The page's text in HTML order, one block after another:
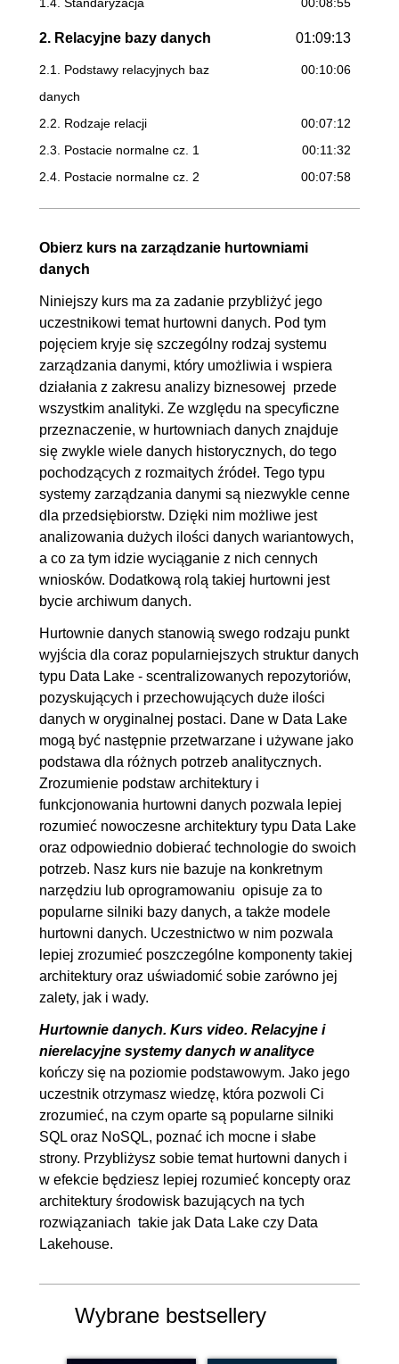
2. Relacyjne bazy danych 01:09:13
2.1. Podstawy relacyjnych baz
danych
00:10:06
2.2. Rodzaje relacji
00:07:12
2.3. Postacie normalne cz. 1
00:11:32
2.4. Postacie normalne cz. 2
00:07:58
00:11:00
3. NoSQL 01:05:04
3.1. Wprowadzenie do NoSQL
00:02:20
3.2. Baza klucz-wartość
00:06:53
3.3. Baza dokumentowa
00:16:49
3.4. Baza kolumnowa
00:15:19
3.5. Baza grafowa
00:12:37
3.6. Zadanie praktyczne
00:11:06
4. Skalowanie i klaster 00:21:21
4.1. Rodzaje skalowania
00:05:48
4.2. Teoria CAP
00:08:32
4.3. Akronim BASE
5. Wprowadzenie do hurtowni
danych
00:23:49
5.1. Proces ETL/ELT
00:07:39
5.2. Rodzaje kluczy
00:07:44
5.3. Obszary robocze
00:08:26
6. Hurtownie danych
6.1. Cechy hurtowni danych
00:06:48
6.2. Model Inmona
00:06:36
6.3. Model Kimbala
00:08:37
6.4. Model Data Vault
OGLĄDAJ »
00:11:36
Obierz kurs na zarządzanie hurtowniami
danych
Niniejszy kurs ma za zadanie przybliżyć jego
uczestnikowi temat hurtowni danych. Pod tym
pojęciem kryje się szczególny rodzaj systemu
zarządzania danymi, który umożliwia i wspiera
działania z zakresu analizy biznesowej przede
wszystkim analityki. Ze względu na specyficzne
przeznaczenie, w hurtowniach danych znajduje
się zwykle wiele danych historycznych, do tego
pochodzących z rozmaitych źródeł. Tego typu
systemy zarządzania danymi są niezwykle cenne
dla przedsiębiorstw. Dzięki nim możliwe jest
analizowania dużych ilości danych wariantowych,
a co za tym idzie wyciąganie z nich cennych
wniosków. Dodatkową rolą takiej hurtowni jest
bycie archiwum danych.
Hurtownie danych stanowią swego rodzaju punkt
wyjścia dla coraz popularniejszych struktur danych
typu Data Lake - scentralizowanych repozytoriów,
pozyskujących i przechowujących duże ilości
danych w oryginalnej postaci. Dane w Data Lake
mogą być następnie przetwarzane i używane jako
podstawa dla różnych potrzeb analitycznych.
Zrozumienie podstaw architektury i
funkcjonowania hurtowni danych pozwala lepiej
rozumieć nowoczesne architektury typu Data Lake
oraz odpowiednio dobierać technologie do swoich
potrzeb. Nasz kurs nie bazuje na konkretnym
narzędziu lub oprogramowaniu opisuje za to
popularne silniki bazy danych, a także modele
hurtowni danych. Uczestnictwo w nim pozwala
lepiej zrozumieć poszczególne komponenty takiej
architektury oraz uświadomić sobie zarówno jej
zalety, jak i wady.
Hurtownie danych. Kurs video. Relacyjne i
nierelacyjne systemy danych w analityce
kończy się na poziomie podstawowym. Jako jego
uczestnik otrzymasz wiedzę, która pozwoli Ci
zrozumieć, na czym oparte są popularne silniki
SQL oraz NoSQL, poznać ich mocne i słabe
strony. Przybliżysz sobie temat hurtowni danych i
w efekcie będziesz lepiej rozumieć koncepty oraz
architektury środowisk bazujących na tych
rozwiązaniach takie jak Data Lake czy Data
Lakehouse.
Wybrane bestsellery